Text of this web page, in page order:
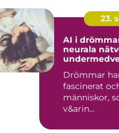
23.
AI i
neurala
Drömmar
fascinerat
människor,
v&arin...